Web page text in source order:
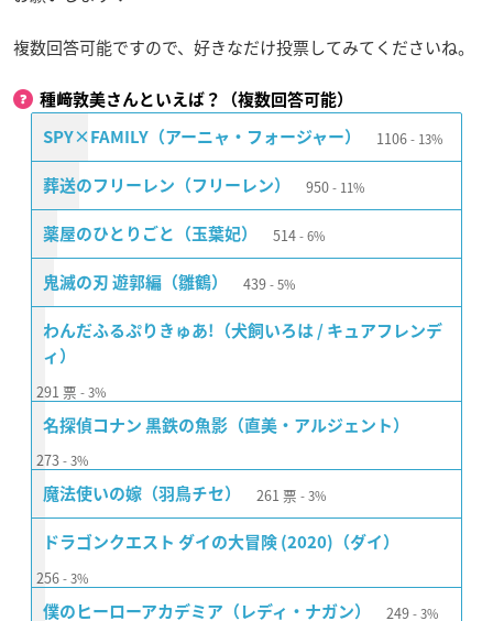
複数回答可能ですので、好きなだけ投票してみてくださいね。
種﨑敦美さんといえば？（複数回答可能）
SPY×FAMILY（アーニャ・フォージャー） 1106 13%
葬送のフリーレン（フリーレン） 950 11%
薬屋のひとりごと（玉葉妃） 514 6%
鬼滅の刃 遊郭編（雛鶴） 439 5%
わんだふるぷりきゅあ!（犬飼いろは / キュアフレンデ
ィ）
291 票 3%
名探偵コナン 黒鉄の魚影（直美・アルジェント）
273 3%
魔法使いの嫁（羽鳥チセ） 261 票 3%
ドラゴンクエスト ダイの大冒険 (2020)（ダイ）
256 3%
僕のヒーローアカデミア（レディ・ナガン） 249 3%